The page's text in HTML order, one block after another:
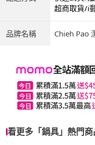
超商取貨/i
品牌名稱 Chieh Pao
看更多「鍋具」熱門